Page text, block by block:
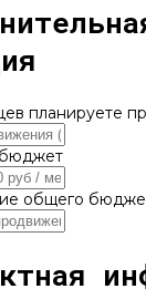
планируете
общего